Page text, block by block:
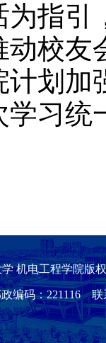
指引
动校
划加
习统
机电工程学院版
编码：221116 联